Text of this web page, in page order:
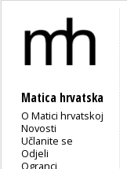
Matica hrvatska
O Matici hrvatskoj
Novosti
Učlanite se
Odjeli
Ogranci